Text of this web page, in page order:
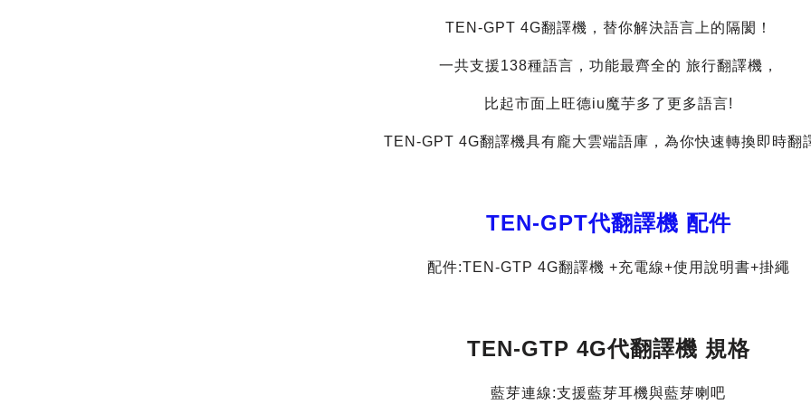
TEN-GPT 4G翻譯機，替你解決語言上的隔閡！
一共支援138種語言，功能最齊全的 旅行翻譯機，
比起市面上旺德iu魔芋多了更多語言!
TEN-GPT 4G翻譯機具有龐大雲端語庫，為你快速轉換即時翻
TEN-GPT代翻譯機 配件
配件:TEN-GTP 4G翻譯機 +充電線+使用說明書+掛繩
TEN-GTP 4G代翻譯機 規格
藍芽連線:支援藍芽耳機與藍芽喇吧